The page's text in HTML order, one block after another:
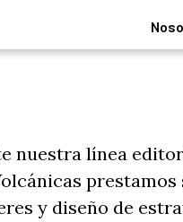
nuestra línea
y diseño de